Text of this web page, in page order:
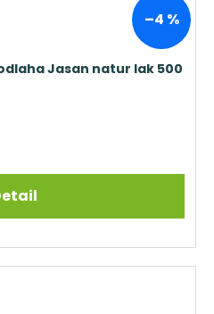
–4 %
Jasan natur lak 500